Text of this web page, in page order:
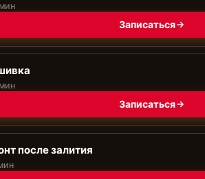
Записаться
Записаться
после залития